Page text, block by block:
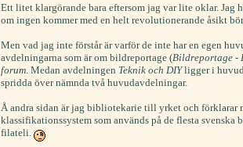
Ett litet klargörande bara eftersom jag var lite oklar. Jag
om ingen kommer med en helt revolutionerande åsikt
Men vad jag inte förstår är varför de inte har en egen
avdelningarna som är om bildreportage (Bildreportage -
forum. Medan avdelningen Teknik och DIYligger i
spridda över nämnda två huvudavdelningar.
Å andra sidan är jag bibliotekarie till yrket och förklarar
klassifikationssystem som används på de flesta
filateli.